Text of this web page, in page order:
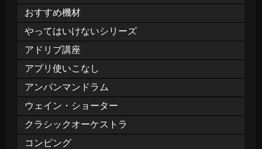
おすすめ機材
やってはいけないシリーズ
アドリブ講座
アプリ使いこなし
アンパンマンドラム
ウェイン・ショーター
クラシックオーケストラ
コンピング